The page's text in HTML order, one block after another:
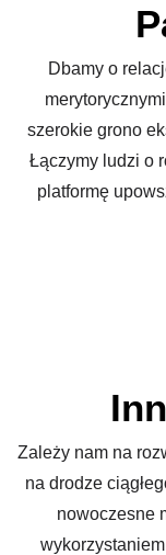
Dbamy o
szerokie grono
Łączymy ludzi o
platformę
Zależy nam na
na drodze
nowoczesne